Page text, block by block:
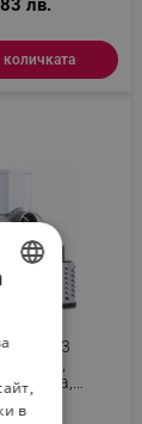
лв.
336A, 3
Бял
(2)
в